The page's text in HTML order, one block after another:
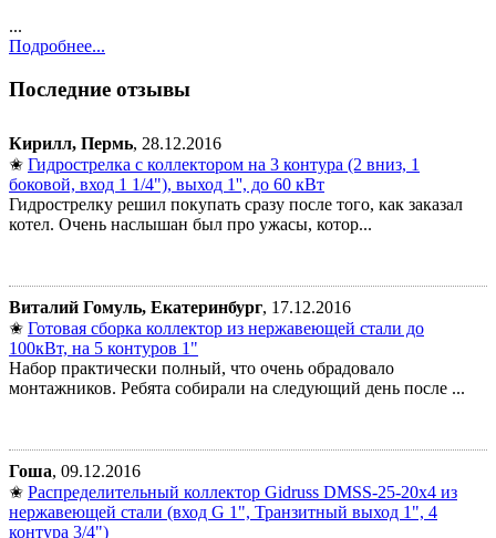
...
Подробнее...
Последние отзывы
Кирилл, Пермь, 28.12.2016
✬ Гидрострелка с коллектором на 3 контура (2 вниз, 1
боковой, вход 1 1/4"), выход 1'', до 60 кВт
Гидрострелку решил покупать сразу после того, как заказал
котел. Очень наслышан был про ужасы, котор...
Виталий Гомуль, Екатеринбург, 17.12.2016
✬ Готовая сборка коллектор из нержавеющей стали до
100кВт, на 5 контуров 1"
Набор практически полный, что очень обрадовало
монтажников. Ребята собирали на следующий день после ...
Гоша, 09.12.2016
✬ Распределительный коллектор Gidruss DMSS-25-20x4 из
нержавеющей стали (вход G 1", Транзитный выход 1", 4
контура 3/4")